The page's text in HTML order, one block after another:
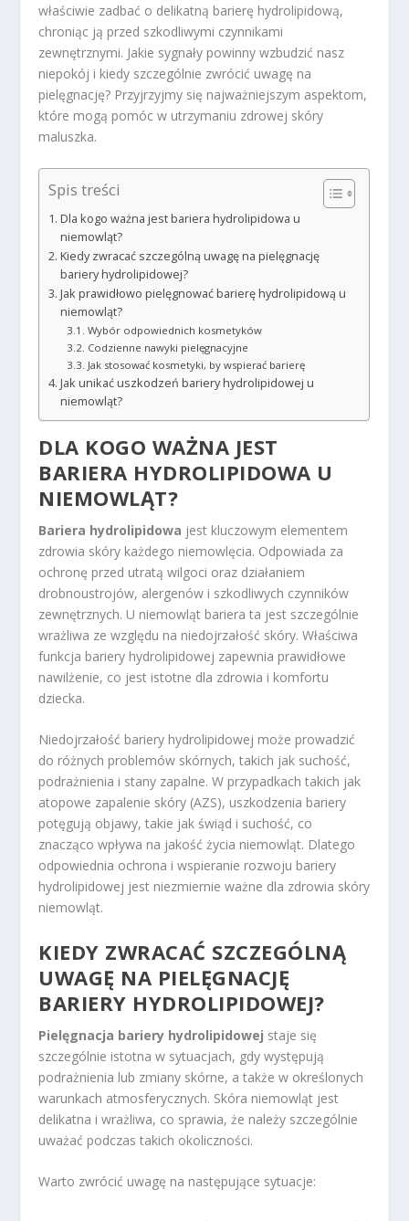
właściwie zadbać o delikatną barierę hydrolipidową,
chroniąc ją przed szkodliwymi czynnikami
zewnętrznymi. Jakie sygnały powinny wzbudzić nasz
niepokój i kiedy szczególnie zwrócić uwagę na
pielęgnację? Przyjrzyjmy się najważniejszym aspektom,
które mogą pomóc w utrzymaniu zdrowej skóry
maluszka.
Spis treści
Dla kogo ważna jest bariera hydrolipidowa u
niemowląt?
Kiedy zwracać szczególną uwagę na pielęgnację
bariery hydrolipidowej?
Jak prawidłowo pielęgnować barierę hydrolipidową u
niemowląt?
Wybór odpowiednich kosmetyków
Codzienne nawyki pielęgnacyjne
Jak stosować kosmetyki, by wspierać barierę
Jak unikać uszkodzeń bariery hydrolipidowej u
niemowląt?
DLA KOGO WAŻNA JEST
BARIERA HYDROLIPIDOWA U
NIEMOWLĄT?
Bariera hydrolipidowa jest kluczowym elementem
zdrowia skóry każdego niemowlęcia. Odpowiada za
ochronę przed utratą wilgoci oraz działaniem
drobnoustrojów, alergenów i szkodliwych czynników
zewnętrznych. U niemowląt bariera ta jest szczególnie
wrażliwa ze względu na niedojrzałość skóry. Właściwa
funkcja bariery hydrolipidowej zapewnia prawidłowe
nawilżenie, co jest istotne dla zdrowia i komfortu
dziecka.
Niedojrzałość bariery hydrolipidowej może prowadzić
do różnych problemów skórnych, takich jak suchość,
podrażnienia i stany zapalne. W przypadkach takich jak
atopowe zapalenie skóry (AZS), uszkodzenia bariery
potęgują objawy, takie jak świąd i suchość, co
znacząco wpływa na jakość życia niemowląt. Dlatego
odpowiednia ochrona i wspieranie rozwoju bariery
hydrolipidowej jest niezmiernie ważne dla zdrowia skóry
niemowląt.
KIEDY ZWRACAĆ SZCZEGÓLNĄ
UWAGĘ NA PIELĘGNACJĘ
BARIERY HYDROLIPIDOWEJ?
Pielęgnacja bariery hydrolipidowej staje się
szczególnie istotna w sytuacjach, gdy występują
podrażnienia lub zmiany skórne, a także w określonych
warunkach atmosferycznych. Skóra niemowląt jest
delikatna i wrażliwa, co sprawia, że należy szczególnie
uważać podczas takich okoliczności.
Warto zwrócić uwagę na następujące sytuacje: